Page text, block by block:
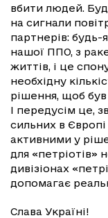
вбити людей.
на сигнали
партнерів: будь-
нашої ППО, з
життів, і це
необхідну
рішення, щоб був
І передусім це,
сильних в Європі
активними у
для «петріотів»
дивізіонах
допомагає
Слава Україні!